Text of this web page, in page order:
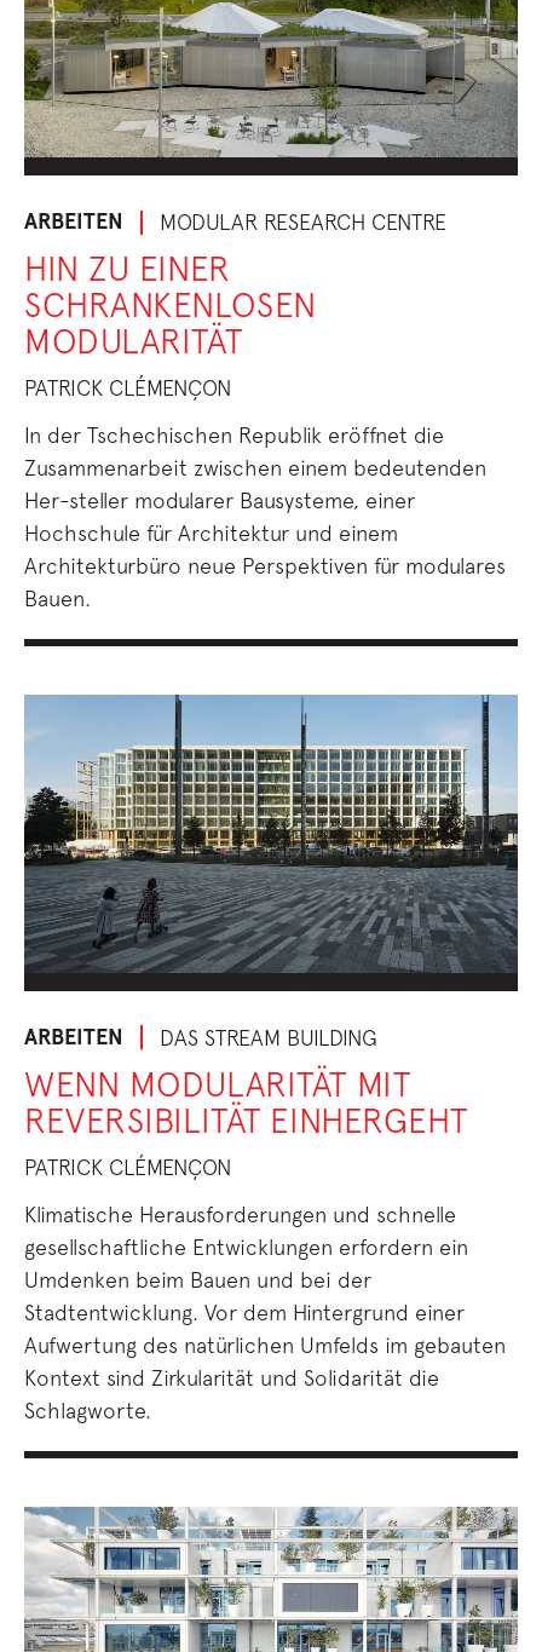
ARBEITEN MODULAR RESEARCH CENTRE
HIN ZU EINER
SCHRANKENLOSEN
MODULARITÄT
PATRICK CLÉMENÇON
In der Tschechischen Republik eröffnet die
Zusammenarbeit zwischen einem bedeutenden
Her-steller modularer Bausysteme, einer
Hochschule für Architektur und einem
Architekturbüro neue Perspektiven für modulares
Bauen.
ARBEITEN DAS STREAM BUILDING
WENN MODULARITÄT MIT
REVERSIBILITÄT EINHERGEHT
PATRICK CLÉMENÇON
Klimatische Herausforderungen und schnelle
gesellschaftliche Entwicklungen erfordern ein
Umdenken beim Bauen und bei der
Stadtentwicklung. Vor dem Hintergrund einer
Aufwertung des natürlichen Umfelds im gebauten
Kontext sind Zirkularität und Solidarität die
Schlagworte.